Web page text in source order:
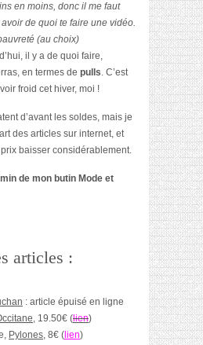
en moins, donc il me faut
de quoi te faire une vidéo.
(au choix)
il y a de quoi faire,
en termes de pulls. C’est
froid cet hiver, moi !
d’avant les soldes, mais je
des articles sur internet, et
baisser considérablement.
de mon butin Mode et
articles :
: article épuisé en ligne
, 19.50€ (lien)
Pylones, 8€ ( lien)